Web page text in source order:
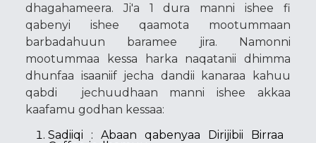
dhagahameera. Ji'a 1 dura manni ishee fi
qabenyi ishee qaamota mootummaan
barbadahuun baramee jira. Namonni
mootummaa kessa harka naqatanii dhimma
dhunfaa isaaniif jecha dandii kanaraa kahuu
qabdi jechuudhaan manni ishee akkaa
kaafamu godhan kessaa:
Sadiiqi : Abaan qabenyaa Dirijibii Birraa